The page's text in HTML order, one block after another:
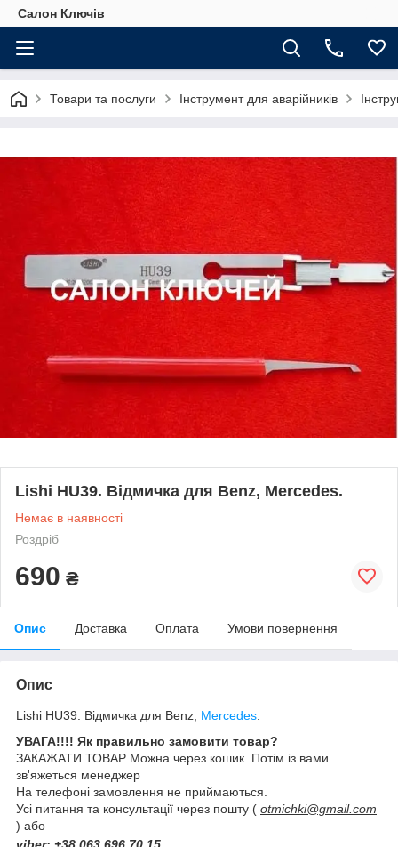
Салон Ключів
Товари та послуги Інструмент для аварійників
Lishi HU39. Відмичка для Benz, Mercedes.
Немає в наявності
Роздріб
690 ₴
Опис Доставка Оплата Умови повернення
Опис
Lishi HU39. Відмичка для Benz, Mercedes
УВАГА!!!! Як правильно замовити товар?
ЗАКАЖАТИ ТОВАР Можна через кошик. Потім із вами
зв'яжеться менеджер
На телефоні замовлення не приймаються.
Усі питання та консультації через пошту ( otmichki@gmail.com
) або
viber: +38 063 696 70 15